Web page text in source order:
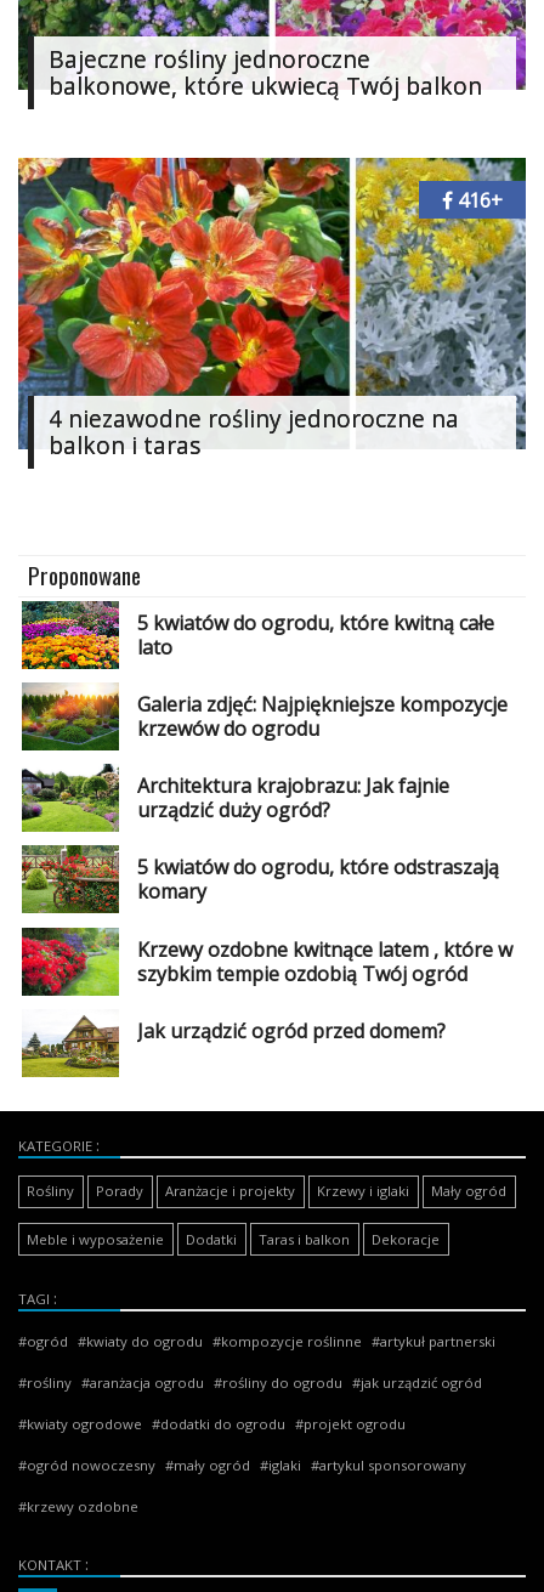
Bajeczne rośliny jednoroczne
balkonowe, które ukwiecą Twój balkon
4 niezawodne rośliny jednoroczne na
balkon i taras
416+
Proponowane
5 kwiatów do ogrodu, które kwitną całe
lato
Galeria zdjęć: Najpiękniejsze kompozycje
krzewów do ogrodu
Architektura krajobrazu: Jak fajnie
urządzić duży ogród?
5 kwiatów do ogrodu, które odstraszają
komary
Krzewy ozdobne kwitnące latem , które w
szybkim tempie ozdobią Twój ogród
Jak urządzić ogród przed domem?
KATEGORIE
Rośliny Porady Aranżacje i projekty Krzewy i iglaki Mały ogród
Meble i wyposażenie Dodatki Taras i balkon Dekoracje
TAGI
ogród kwiaty do ogrodu kompozycje roślinne artykuł partnerski
rośliny aranżacja ogrodu rośliny do ogrodu jak urządzić ogród
kwiaty ogrodowe dodatki do ogrodu projekt ogrodu
ogród nowoczesny mały ogród iglaki artykul sponsorowany
krzewy ozdobne
KONTAKT